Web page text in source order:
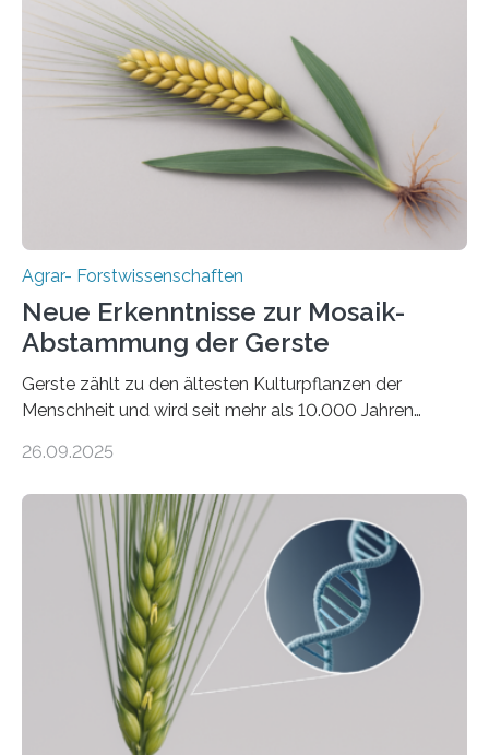
aus landwirtschaftlichen Kulturen ist ein zentrales
Anliegen im Zuge der europäischen Klimaziele, bis
2050 klimaneutral zu werden. In Deutschland dominiert
bislang der Mais als Energiepflanze, doch sein Anbau
bringt ökologische Herausforderungen mit sich:
Bodenerosion, Nährstoffauswaschung und…
Agrar- Forstwissenschaften
Neue Erkenntnisse zur Mosaik-
Abstammung der Gerste
Gerste zählt zu den ältesten Kulturpflanzen der
Menschheit und wird seit mehr als 10.000 Jahren
einzigen Ort domestiziert wurde. Eine neue Studie eines
Instituts für Pflanzengenetik und
Kulturpflanzenforschung (IPK) zeigt, dass die heutige
Gerste aus verschiedenen Wildpopulationen im
sogenannten Fruchtbaren Halbmond hervorgegangen
ist. Sie besitzt also eine Art „Mosaik-Abstammung“. Die
Ergebnisse der Studie wurden heute in der
Fachzeitschrift „Nature“ veröffentlicht. Die
Forschungsgruppe hat die Evolution und…
26.09.2025